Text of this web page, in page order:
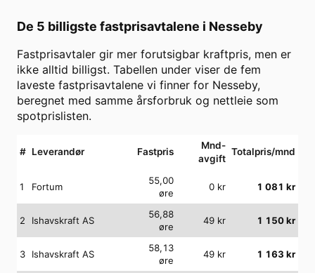
De 5 billigste fastprisavtalene i Nesseby
Fastprisavtaler gir mer forutsigbar kraftpris, men er
ikke alltid billigst. Tabellen under viser de fem
laveste fastprisavtalene vi finner for Nesseby,
beregnet med samme årsforbruk og nettleie som
spotprislisten.
# Leverandør Fastpris
Mnd-
avgift
Totalpris/mnd
1 Fortum
55,00
øre
0 kr 1 081 kr
2 Ishavskraft AS
56,88
øre
49 kr 1 150kr
3 Ishavskraft AS
58,13
øre
49 kr 1 163 kr